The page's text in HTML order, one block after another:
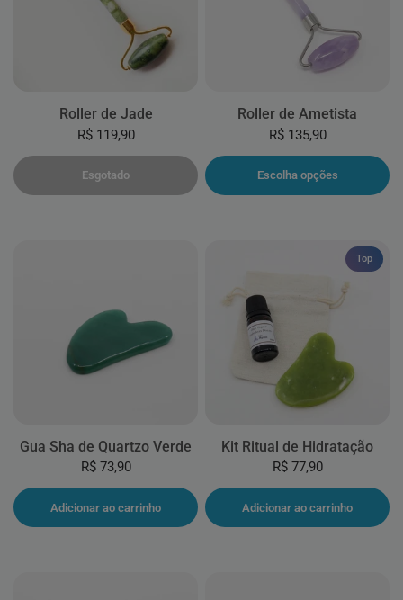
Roller de Jade
R$ 119,90
Esgotado
Roller de Ametista
R$ 135,90
Escolha opções
Gua Sha de Quartzo Verde
R$ 73,90
Adicionar ao carrinho
Top
Kit Ritual de Hidratação
R$ 77,90
Adicionar ao carrinho